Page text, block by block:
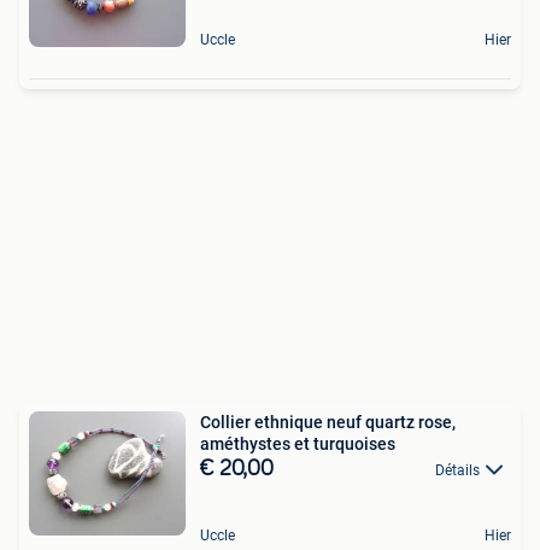
Uccle Hier
Collier ethnique neuf quartz rose,
améthystes et turquoises
€ 20,00 Détails
Uccle Hier